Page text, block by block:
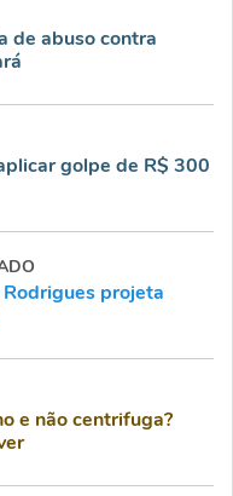
de abuso contra
golpe de R$ 300
Rodrigues projeta
e não centrifuga?